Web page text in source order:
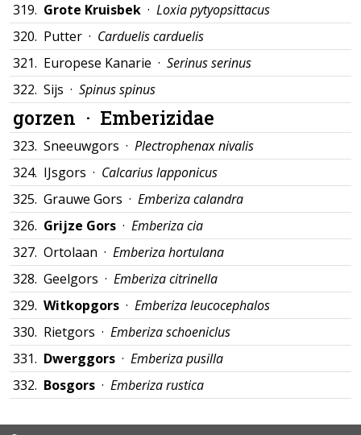
319. Grote Kruisbek · Loxia pytyopsittacus
320. Putter · Carduelis carduelis
321. Europese Kanarie · Serinus serinus
322. Sijs · Spinus spinus
gorzen · Emberizidae
323. Sneeuwgors · Plectrophenax nivalis
324. IJsgors · Calcarius lapponicus
325. Grauwe Gors · Emberiza calandra
326. Grijze Gors · Emberiza cia
327. Ortolaan · Emberiza hortulana
328. Geelgors · Emberiza citrinella
329. Witkopgors · Emberiza leucocephalos
330. Rietgors · Emberiza schoeniclus
331. Dwerggors · Emberiza pusilla
332. Bosgors · Emberiza rustica